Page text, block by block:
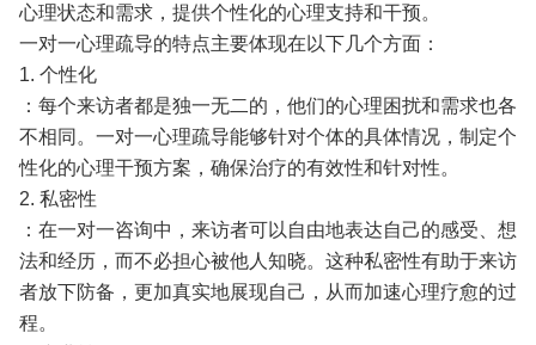
心理状态和需求，提供个性化的心理支持和干预。
一对一心理疏导的特点主要体现在以下几个方面：
1. 个性化
：每个来访者都是独一无二的，他们的心理困扰和需求也各
不相同。一对一心理疏导能够针对个体的具体情况，制定个
性化的心理干预方案，确保治疗的有效性和针对性。
2. 私密性
：在一对一咨询中，来访者可以自由地表达自己的感受、想
法和经历，而不必担心被他人知晓。这种私密性有助于来访
者放下防备，更加真实地展现自己，从而加速心理疗愈的过
程。